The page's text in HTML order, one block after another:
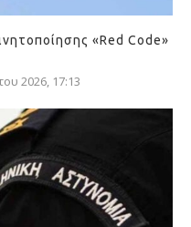
«Red Code»
2026, 17:13